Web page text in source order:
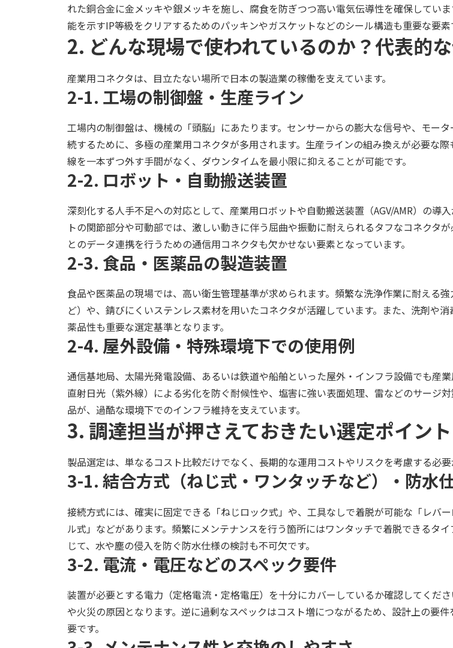
れた銅合金に金メッキや銀メッキを施し、腐食を防ぎつつ高い電気伝導性を確保してい
能を示すIP等級をクリアするためのパッキンやガスケットなどのシール構造も重要な要素
2. どんな現場で使われているのか？代表的
産業用コネクタは、目立たない場所で日本の製造業の稼働を支えています。
2-1. 工場の制御盤・生産ライン
工場内の制御盤は、機械の「頭脳」にあたります。センサーからの膨大な信号や、モー
続するために、多極の産業用コネクタが多用されます。生産ラインの組み換えが必要な
線を一本ずつ外す手間がなく、ダウンタイムを最小限に抑えることが可能です。
2-2. ロボット・自動搬送装置
深刻化する人手不足への対応として、産業用ロボットや自動搬送装置（AGV/AMR）の導
トの関節部分や可動部では、激しい動きに伴う屈曲や振動に耐えられるタフなコネクタ
とのデータ連携を行うための通信用コネクタも欠かせない要素となっています。
2-3. 食品・医薬品の製造装置
食品や医薬品の現場では、高い衛生管理基準が求められます。頻繁な洗浄作業に耐える
ど）や、錆びにくいステンレス素材を用いたコネクタが活躍しています。また、洗剤や
薬品性も重要な選定基準となります。
2-4. 屋外設備・特殊環境下での使用例
通信基地局、太陽光発電設備、あるいは鉄道や船舶といった屋外・インフラ設備でも産業
直射日光（紫外線）による劣化を防ぐ耐候性や、塩害に強い表面処理、雷などのサージ
品が、過酷な環境下でのインフラ維持を支えています。
3. 調達担当が押さえておきたい選定ポイント
製品選定は、単なるコスト比較だけでなく、長期的な運用コストやリスクを考慮する必要
3-1. 結合方式（ねじ式・ワンタッチなど）・防水
接続方式には、確実に固定できる「ねじロック式」や、工具なしで着脱が可能な「レバ
ル式」などがあります。頻繁にメンテナンスを行う箇所にはワンタッチで着脱できるタ
じて、水や塵の侵入を防ぐ防水仕様の検討も不可欠です。
3-2. 電流・電圧などのスペック要件
装置が必要とする電力（定格電流・定格電圧）を十分にカバーしているか確認してくだ
や火災の原因となります。逆に過剰なスペックはコスト増につながるため、設計上の要
要です。